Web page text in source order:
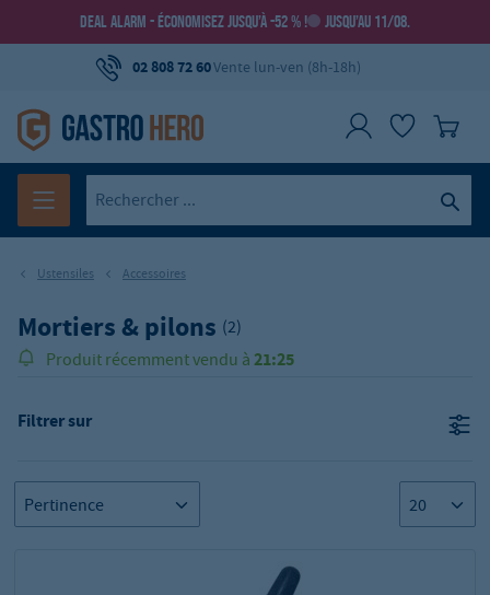
DEAL ALARM - ÉCONOMISEZ JUSQU’À -52 % ! JUSQU’AU 11/08.
02 808 72 60Vente lun-ven (8h-18h)
Ustensiles Accessoires
Mortiers & pilons (2)
Produit récemment vendu à 21:25
Filtrer sur